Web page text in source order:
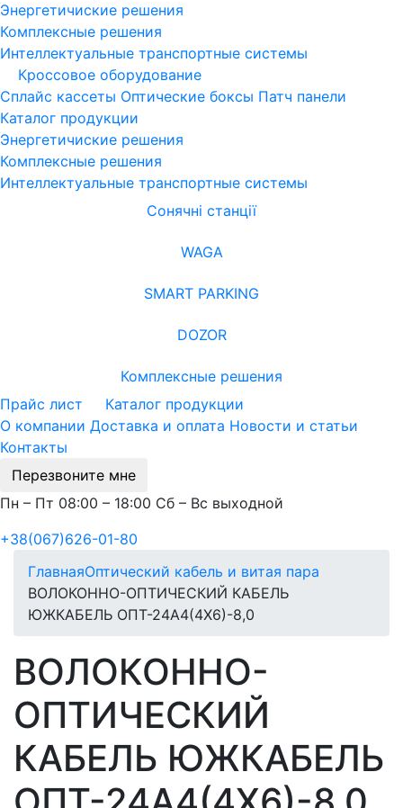
Энергетичиские решения
Комплексные решения
Интеллектуальные транспортные системы
Кроссовое оборудование
Сплайс кассеты Оптические боксы Патч панели
Каталог продукции
Энергетичиские решения
Комплексные решения
Интеллектуальные транспортные системы
Сонячні станції
WAGA
SMART PARKING
DOZOR
Комплексные решения
Прайс лист
Каталог продукции
О компании Доставка и оплата Новости и статьи
Контакты
Перезвоните мне
Пн – Пт 08:00 – 18:00 Сб – Вс выходной
+38(067)626-01-80
ГлавнаяОптический кабель и витая пара
ВОЛОКОННО-ОПТИЧЕСКИЙ КАБЕЛЬ
ЮЖКАБЕЛЬ ОПТ-24А4(4Х6)-8,0
ВОЛОКОННО-
ОПТИЧЕСКИЙ
КАБЕЛЬ ЮЖКАБЕЛЬ